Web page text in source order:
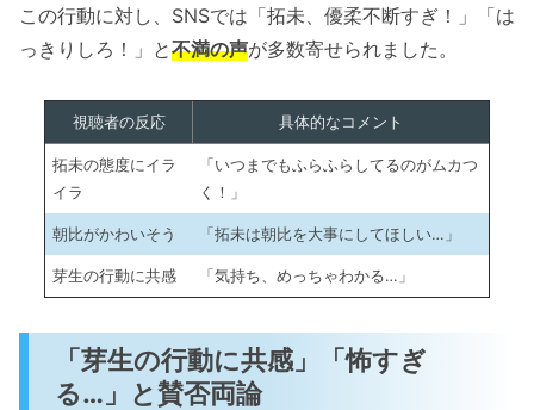
この行動に対し、SNSでは「拓未、優柔不断すぎ！」「は
っきりしろ！」と不満の声が多数寄せられました。
視聴者の反応 具体的なコメント
拓未の態度にイラ
イラ
「いつまでもふらふらしてるのがムカつ
く！」
朝比がかわいそう 「拓未は朝比を大事にしてほしい…」
芽生の行動に共感 「気持ち、めっちゃわかる…」
「芽生の行動に共感」「怖すぎ
る…」と賛否両論